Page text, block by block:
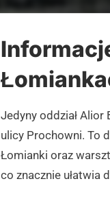
Jedyny oddział
ulicy Prochowni. To
Łomianki oraz
co znacznie ułatwia